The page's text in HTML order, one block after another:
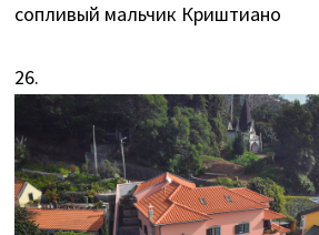
сопливый мальчик Криштиано
26.